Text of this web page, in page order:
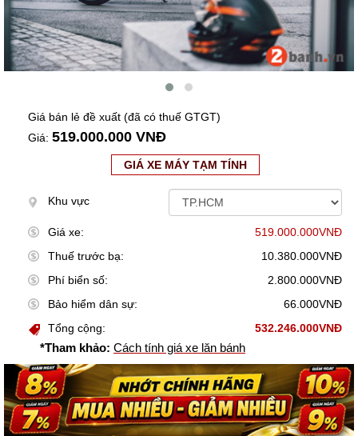
Giá bán lẻ đề xuất (đã có thuế GTGT)
Giá: 519.000.000 VNĐ
GIÁ XE MÁY TẠM TÍNH
Khu vực
Giá xe:
519.000.000VNĐ
Thuế trước bạ:
10.380.000VNĐ
Phí biển số:
2.800.000VNĐ
Bảo hiểm dân sự:
66.000VNĐ
Tổng cộng:
532.246.000VNĐ
*Tham khảo: Cách tính giá xe lăn bánh